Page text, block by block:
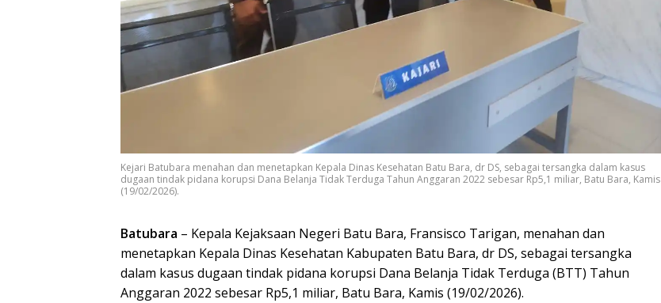
Kejari Batubara menahan dan menetapkan Kepala Dinas Kesehatan Batu Bara, dr DS, sebagai tersangka dalam kasus
dugaan tindak pidana korupsi Dana Belanja Tidak Terduga Tahun Anggaran 2022 sebesar Rp5,1 miliar, Batu Bara, Kamis
(19/02/2026).
Batubara – Kepala Kejaksaan Negeri Batu Bara, Fransisco Tarigan, menahan dan
menetapkan Kepala Dinas Kesehatan Kabupaten Batu Bara, dr DS, sebagai tersangka
dalam kasus dugaan tindak pidana korupsi Dana Belanja Tidak Terduga (BTT) Tahun
Anggaran 2022 sebesar Rp5,1 miliar, Batu Bara, Kamis (19/02/2026).